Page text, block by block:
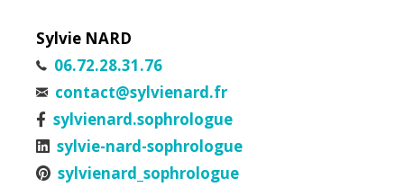
Sylvie NARD
06.72.28.31.76
contact@sylvienard.fr
sylvienard.sophrologue
sylvie-nard-sophrologue
sylvienard_sophrologue